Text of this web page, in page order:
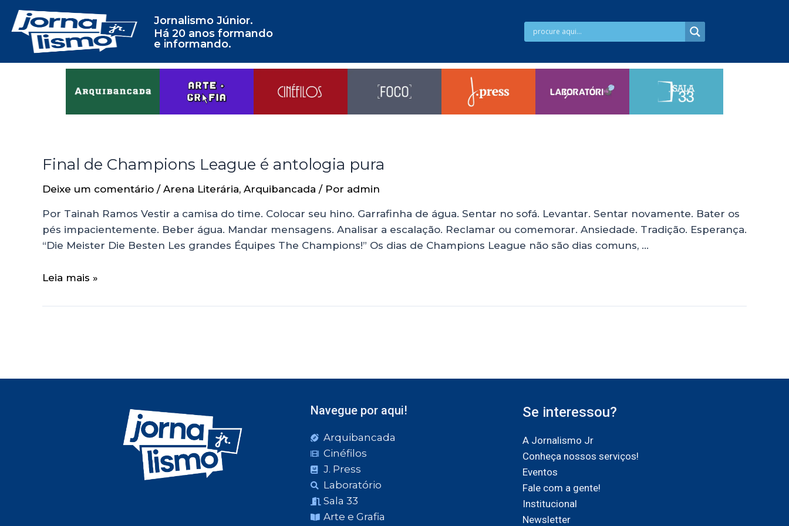
Jornalismo Júnior.
Há 20 anos formando
e informando.
Final de Champions League é antologia pura
Deixe um comentário / Arena Literária, Arquibancada / Por admin
Por Tainah Ramos Vestir a camisa do time. Colocar seu hino. Garrafinha de água. Sentar no sofá. Levantar. Sentar novamente. Bater os
pés impacientemente. Beber água. Mandar mensagens. Analisar a escalação. Reclamar ou comemorar. Ansiedade. Tradição. Esperança.
“Die Meister Die Besten Les grandes Équipes The Champions!” Os dias de Champions League não são dias comuns, …
Leia mais »
Navegue por aqui!
Arquibancada
Cinéfilos
J. Press
Laboratório
Sala 33
Arte e Grafia
Se interessou?
A Jornalismo Jr
Conheça nossos serviços!
Eventos
Fale com a gente!
Institucional
Newsletter